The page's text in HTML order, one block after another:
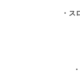
・ス